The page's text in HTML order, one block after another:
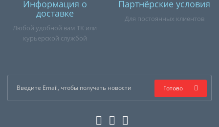
Информация о
доставке
Любой удобной вам ТК или
курьерской службой
Партнёрские условия
Для постоянных клиентов
Готово